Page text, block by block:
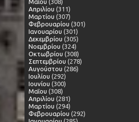
Μαΐου (308)
Απριλίου (311)
Μαρτίου (307)
Φεβρουαρίου (301)
Ιανουαρίου (301)
Δεκεμβρίου (305)
Νοεμβρίου (324)
Οκτωβρίου (308)
Σεπτεμβρίου (278)
Αυγούστου (286)
Ιουλίου (292)
Ιουνίου (300)
Μαΐου (308)
Απριλίου (281)
Μαρτίου (294)
Φεβρουαρίου (292)